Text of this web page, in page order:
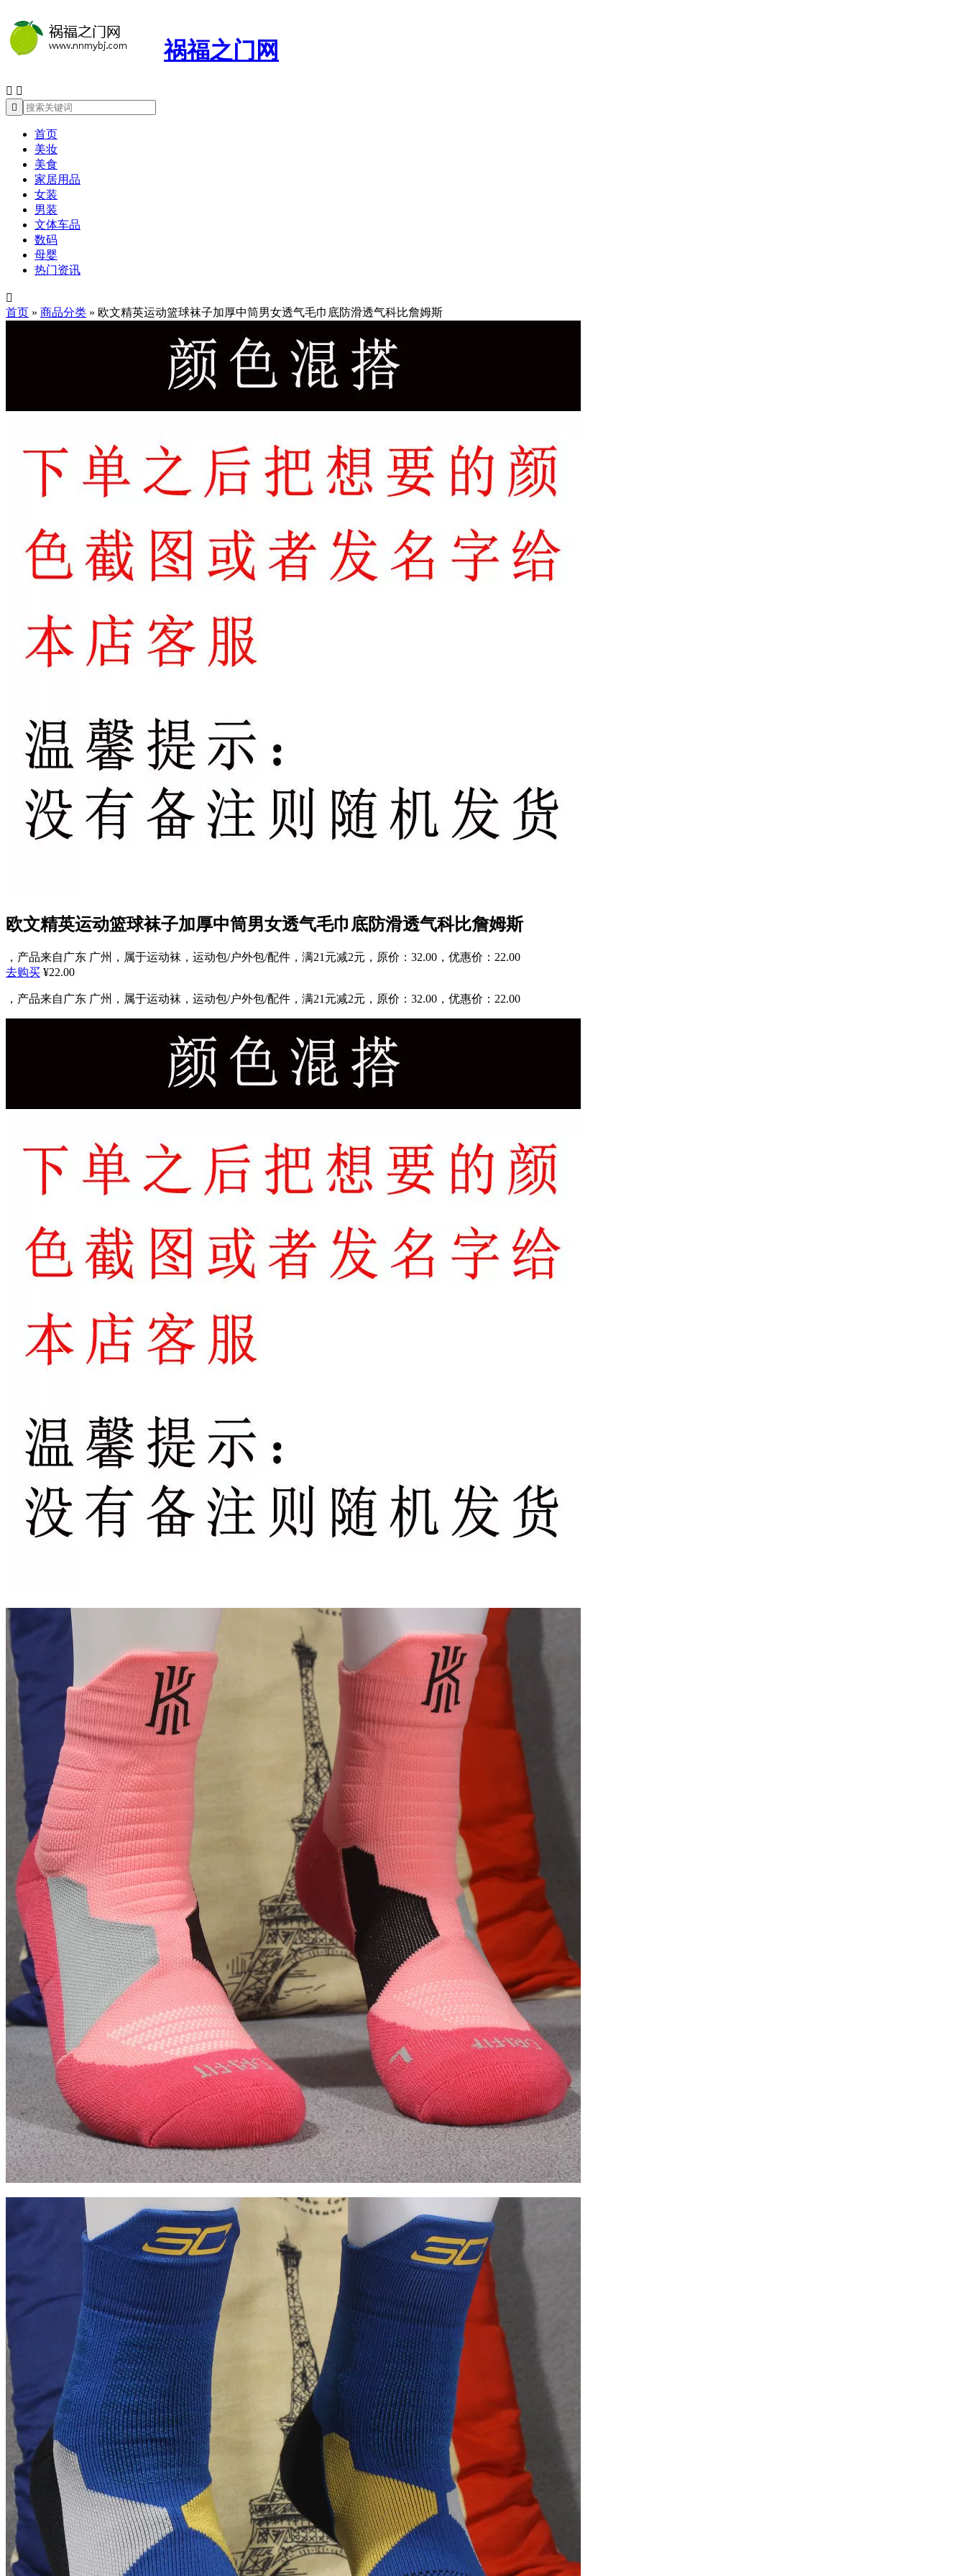
祸福之门网
 

首页
美妆
美食
家居用品
女装
男装
文体车品
数码
母婴
热门资讯

首页 » 商品分类 » 欧文精英运动篮球袜子加厚中筒男女透气毛巾底防滑透气科比詹姆斯
欧文精英运动篮球袜子加厚中筒男女透气毛巾底防滑透气科比詹姆斯
，产品来自广东 广州，属于运动袜，运动包/户外包/配件，满21元减2元，原价：32.00，优惠价：22.00
去购买 ¥22.00
，产品来自广东 广州，属于运动袜，运动包/户外包/配件，满21元减2元，原价：32.00，优惠价：22.00